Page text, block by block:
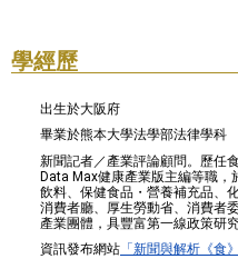
學經歷
出生於大阪府
畢業於熊本大學法學部法律學科
新聞記者／產業評論顧問。歷任
Data Max健康產業版主編等職，
飲料、保健食品・營養補充品、
消費者廳、厚生勞動省、消費者
產業團體，具豐富第一線政策研究
資訊發布網站 「新聞與解析《食